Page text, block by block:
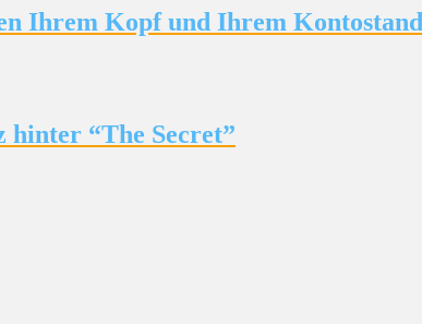
Ihrem Kopf und Ihrem Kontostand
hinter “The Secret”